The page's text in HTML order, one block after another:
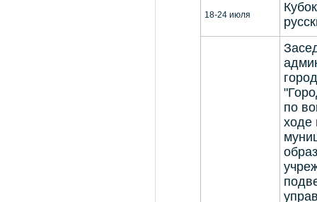
18-24 июля
по
ходе